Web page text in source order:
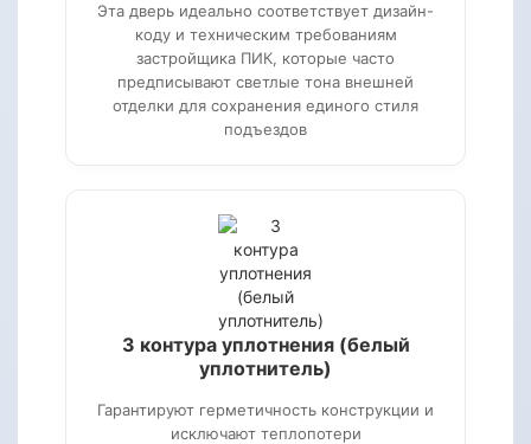
Эта дверь идеально соответствует дизайн-
коду и техническим требованиям
застройщика ПИК, которые часто
предписывают светлые тона внешней
отделки для сохранения единого стиля
подъездов
3 контура уплотнения (белый
уплотнитель)
Гарантируют герметичность конструкции и
исключают теплопотери